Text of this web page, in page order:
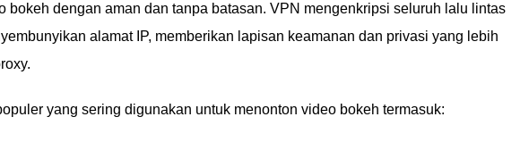
bokeh dengan aman dan tanpa batasan. VPN mengenkripsi seluruh lalu lintas
alamat IP, memberikan lapisan keamanan dan privasi yang lebih
yang sering digunakan untuk menonton video bokeh termasuk: